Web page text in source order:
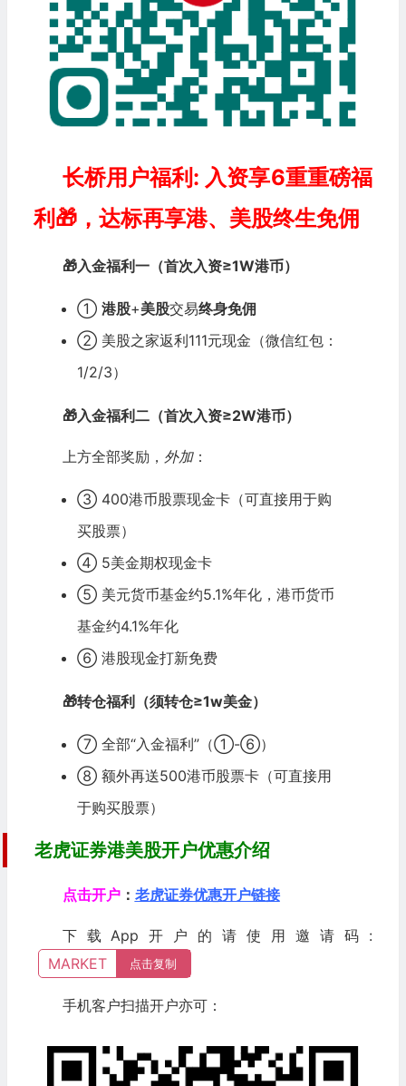
长桥用户福利: 入资享6重重磅福
利🎁，达标再享港、美股终生免佣
🎁入金福利一（首次入资≥1W港币）
① 港股+美股交易终身免佣
② 美股之家返利111元现金（微信红包：
1/2/3）
🎁入金福利二（首次入资≥2W港币）
上方全部奖励， 外加：
③ 400港币股票现金卡（可直接用于购
买股票）
④ 5美金期权现金卡
⑤ 美元货币基金约5.1%年化，港币货币
基金约4.1%年化
⑥ 港股现金打新免费
🎁转仓福利（须转仓≥1w美金）
⑦ 全部“入金福利”（①-⑥）
⑧ 额外再送500港币股票卡（可直接用
于购买股票）
老虎证券港美股开户优惠介绍
点击开户： 老虎证券优惠开户链接
下载App开户的请使用邀请码:
点击复制
MARKET
手机客户扫描开户亦可：